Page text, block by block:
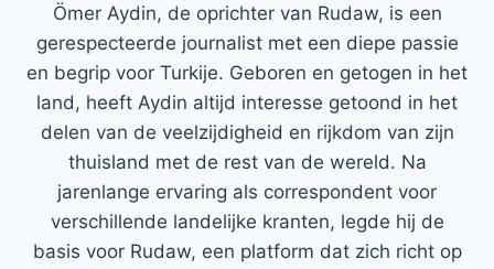
Ömer Aydin, de oprichter van Rudaw, is een
gerespecteerde journalist met een diepe passie
en begrip voor Turkije. Geboren en getogen in het
land, heeft Aydin altijd interesse getoond in het
delen van de veelzijdigheid en rijkdom van zijn
thuisland met de rest van de wereld. Na
jarenlange ervaring als correspondent voor
verschillende landelijke kranten, legde hij de
basis voor Rudaw, een platform dat zich richt op